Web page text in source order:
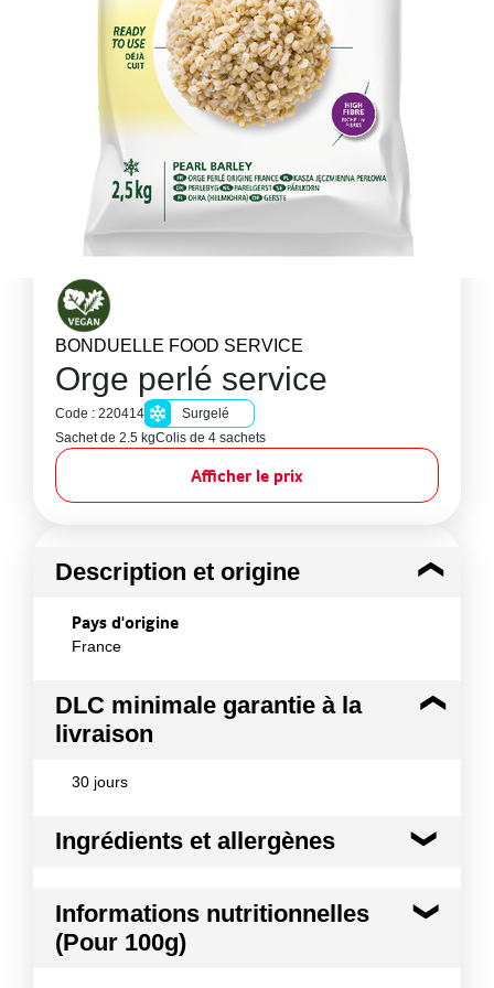
BONDUELLE FOOD SERVICE
Orge perlé service
Code : 220414
Surgelé
Sachet de 2.5 kgColis de 4 sachets
Afficher le prix
Description et origine
Pays d'origine
France
DLC minimale garantie à la
livraison
30 jours
Ingrédients et allergènes
ORGE perlé cuit. Peut contenir : CÉLERI
Allergènes :
Informations nutritionnelles
(Pour 100g)